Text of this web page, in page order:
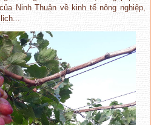
Ninh Thuận về kinh tế nông nghiệp,